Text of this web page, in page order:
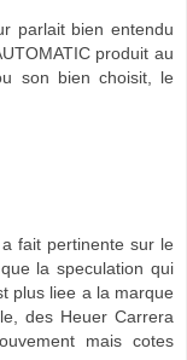
parlait bien entendu
produit au
son bien choisit, le
fait pertinente sur le
la speculation qui
plus liee a la marque
des Heuer Carrera
mais cotes